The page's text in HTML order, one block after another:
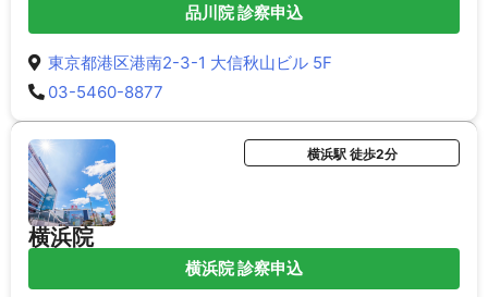
品川院 診察申込
東京都港区港南2-3-1 大信秋山ビル 5F
03-5460-8877
横浜院
横浜駅 徒歩2分
横浜院 診察申込